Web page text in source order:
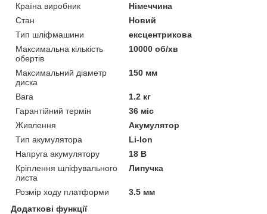
Країна виробник
Німеччина
Стан
Новий
Тип шліфмашини
ексцентрикова
Максимальна кількість
обертів
10000 об/хв
Максимальний діаметр
диска
150 мм
Вага
1.2 кг
Гарантійний термін
36 міс
Живлення
Акумулятор
Тип акумулятора
Li-Ion
Напруга акумулятору
18 В
Кріплення шліфувального
листа
Липучка
Розмір ходу платформи
3.5 мм
Додаткові функції